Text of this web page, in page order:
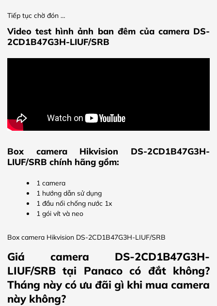
Tiếp tục chờ đón …
Video test hình ảnh ban đêm của camera DS-
2CD1B47G3H-LIUF/SRB
Box camera Hikvision DS-2CD1B47G3H-
LIUF/SRB chính hãng gồm:
1 camera
1 hướng dẫn sử dụng
1 đầu nối chống nước 1x
1 gói vít và neo
Box camera Hikvision DS-2CD1B47G3H-LIUF/SRB
Giá camera DS-2CD1B47G3H-
LIUF/SRB tại Panaco có đắt không?
Tháng này có ưu đãi gì khi mua camera
này không?